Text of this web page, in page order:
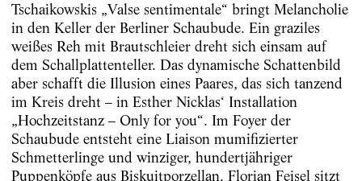
Tschaikowskis „Valse sentimentale“ bringt Melancholie
in den Keller der Berliner Schaubude. Ein graziles
weißes Reh mit Brautschleier dreht sich einsam auf
dem Schallplattenteller. Das dynamische Schattenbild
aber schafft die Illusion eines Paares, das sich tanzend
im Kreis dreht – in Esther Nicklas‘ Installation
„Hochzeitstanz – Only for you“. Im Foyer der
Schaubude entsteht eine Liaison mumifizierter
Schmetterlinge und winziger, hundertjähriger
Puppenköpfe aus Biskuitporzellan. Florian Feisel sitzt